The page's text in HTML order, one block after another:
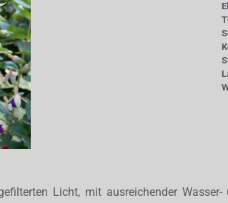
Licht, mit ausreichender Wasser-